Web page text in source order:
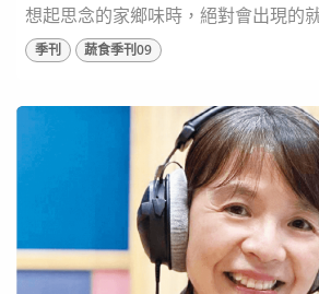
想起思念的家鄉味時，絕對會出現的
日常餐桌充滿著不同辣椒，芭樂媽分
的多元料理，都會搭配不同的辣椒。
種調味方式，展現出媲美肉類口感蔬
片出處：和平國際出版《芭樂媽Qistin
季刊 蔬食季刊09